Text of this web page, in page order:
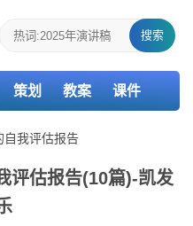
搜索
策划 教案 课件
自我评估报告
评估报告(10篇)-凯发